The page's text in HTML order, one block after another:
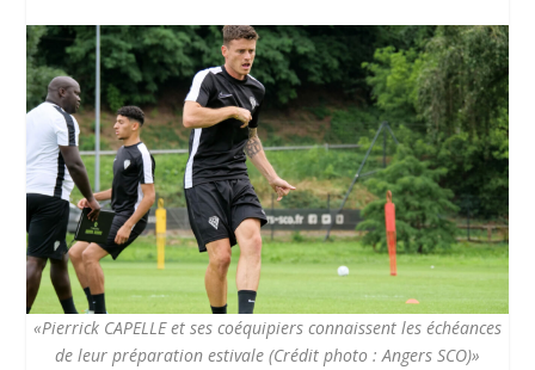
«Pierrick CAPELLE et ses coéquipiers connaissent les échéances
de leur préparation estivale (Crédit photo : Angers SCO)»